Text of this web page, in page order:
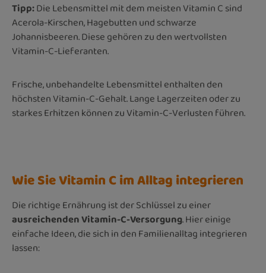
Tipp:Die Lebensmittel mit dem meisten Vitamin C sind
Acerola-Kirschen, Hagebutten und schwarze
Johannisbeeren. Diese gehören zu den wertvollsten
Vitamin-C-Lieferanten.
Frische, unbehandelte Lebensmittel enthalten den
höchsten Vitamin-C-Gehalt. Lange Lagerzeiten oder zu
starkes Erhitzen können zu Vitamin-C-Verlusten führen.
Wie Sie Vitamin C im Alltag integrieren
Die richtige Ernährung ist der Schlüssel zu einer
ausreichenden Vitamin-C-Versorgung. Hier einige
einfache Ideen, die sich in den Familienalltag integrieren
lassen: